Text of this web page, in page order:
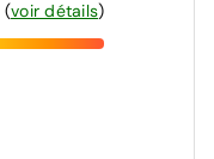
(voir détails)